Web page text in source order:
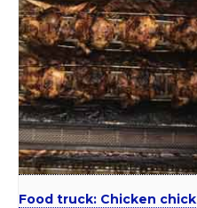
Food truck: Chicken chick